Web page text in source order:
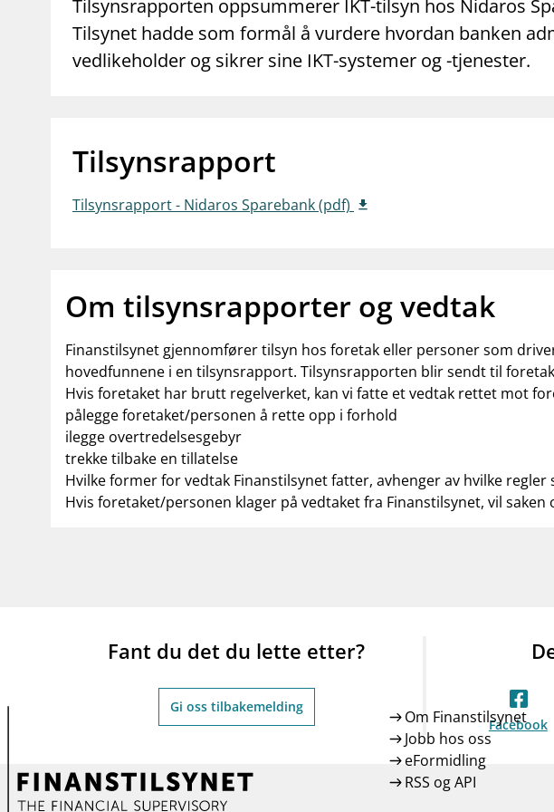
Forbrukerinformasjon Om Finanstilsynet Kontakt oss
Tilsynsrapporten oppsummerer IKT-tilsyn hos Nidaros
Tilsynet hadde som formål å vurdere hvordan banken
vedlikeholder og sikrer sine IKT-systemer og -tjenester.
Tilsynsrapport
Tilsynsrapport - Nidaros Sparebank (pdf)
Om tilsynsrapporter og vedtak
Finanstilsynet gjennomfører tilsyn hos foretak eller personer som
hovedfunnene i en tilsynsrapport. Tilsynsrapporten blir sendt til
Hvis foretaket har brutt regelverket, kan vi fatte et vedtak rettet mot
pålegge foretaket/personen å rette opp i forhold
ilegge overtredelsesgebyr
trekke tilbake en tillatelse
Hvilke former for vedtak Finanstilsynet fatter, avhenger av hvilke
Hvis foretaket/personen klager på vedtaket fra Finanstilsynet, vil
Fant du det du lette etter?
Gi oss tilbakemelding
Facebook
Om Finanstilsynet
Jobb hos oss
eFormidling
RSS og API